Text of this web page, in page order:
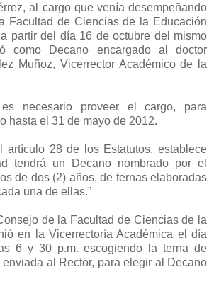
al cargo que venía desempeñando
Facultad de Ciencias de la Educación
partir del día 16 de octubre del mismo
como Decano encargado al doctor
Muñoz, Vicerrector Académico de la
es necesario proveer el cargo, para
hasta el 31 de mayo de 2012.
artículo 28 de los Estatutos, establece
tendrá un Decano nombrado por el
de dos (2) años, de ternas elaboradas
una de ellas.”
de la Facultad de Ciencias de la
en la Vicerrectoría Académica el día
6 y 30 p.m. escogiendo la terna de
al Rector, para elegir al Decano